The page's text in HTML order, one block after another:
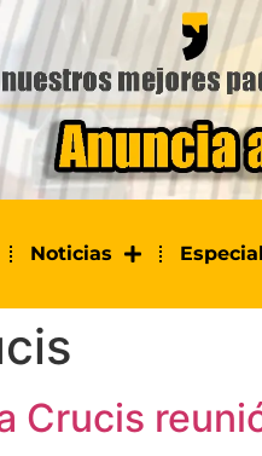
Noticias
Crucis